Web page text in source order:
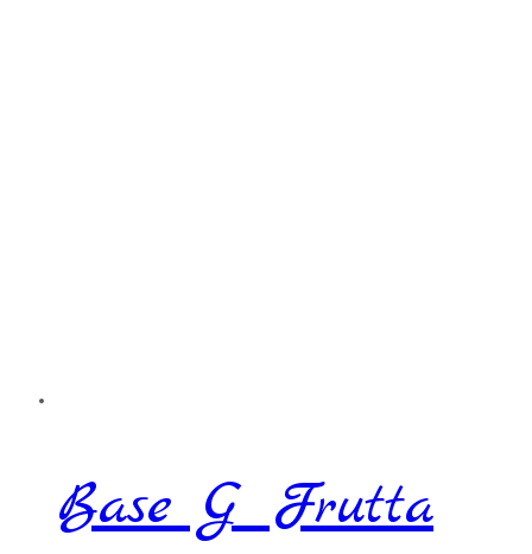
Base G Frutta